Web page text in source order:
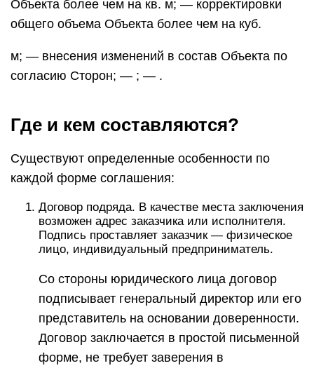
Объекта более чем на кв. м; — корректировки
общего объема Объекта более чем на куб.
м; — внесения изменений в состав Объекта по
согласию Сторон; — ; — .
Где и кем составляются?
Существуют определенные особенности по
каждой форме соглашения:
Договор подряда. В качестве места заключения
возможен адрес заказчика или исполнителя.
Подпись проставляет заказчик — физическое
лицо, индивидуальный предприниматель.
Со стороны юридического лица договор
подписывает генеральный директор или его
представитель на основании доверенности.
Договор заключается в простой письменной
форме, не требует заверения в